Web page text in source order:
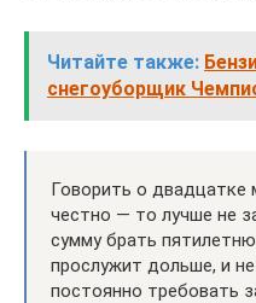
Читайте также:
снегоуборщик
Говорить о двадцатке
честно — то лучше не
сумму брать
прослужит дольше, и
постоянно требовать